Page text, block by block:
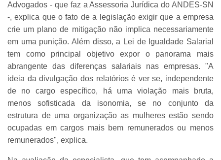
Advogados - que faz a Assessoria Jurídica do ANDES-SN
-, explica que o fato de a legislação exigir que a empresa
crie um plano de mitigação não implica necessariamente
em uma punição. Além disso, a Lei de Igualdade Salarial
tem como principal objetivo expor o panorama mais
abrangente das diferenças salariais nas empresas. "A
ideia da divulgação dos relatórios é ver se, independente
de no cargo específico, há uma violação mais bruta,
menos sofisticada da isonomia, se no conjunto da
estrutura de uma organização as mulheres estão sendo
ocupadas em cargos mais bem remunerados ou menos
remunerados", explica.